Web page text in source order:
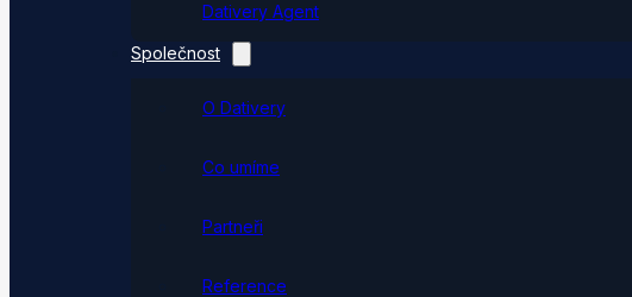
Dativery Agent
Společnost
O Dativery
Co umíme
Partneři
Reference